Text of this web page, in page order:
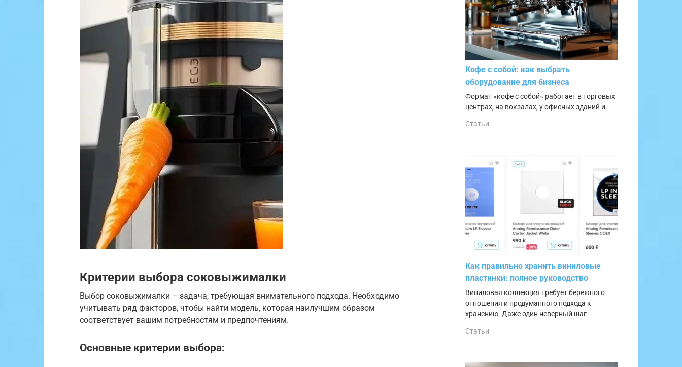
Критерии выбора соковыжималки
Выбор соковыжималки – задача, требующая внимательного подхода. Необходимо
учитывать ряд факторов, чтобы найти модель, которая наилучшим образом
соответствует вашим потребностям и предпочтениям.
Основные критерии выбора:
Кофе с собой: как выбрать
оборудование для бизнеса
Формат «кофе с собой» работает в торговых
центрах, на вокзалах, у офисных зданий и
Статьи
Как правильно хранить виниловые
пластинки: полное руководство
Виниловая коллекция требует бережного
отношения и продуманного подхода к
хранению. Даже один неверный шаг
Статьи